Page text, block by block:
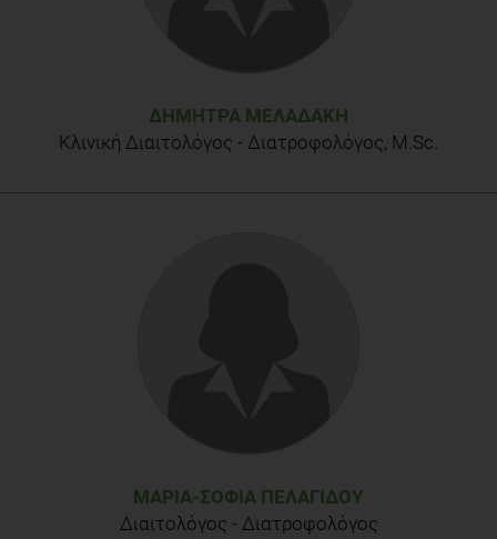
10.1002/14651858.CD009825.pub2.
ΔΉΜΗΤΡΑ ΜΕΛΑΔΆΚΗ
Κλινική Διαιτολόγος - Διατροφολόγος, M.Sc.
ΜΑΡΊΑ-ΣΟΦΊΑ ΠΕΛΑΓΊΔΟΥ
Διαιτολόγος - Διατροφολόγος